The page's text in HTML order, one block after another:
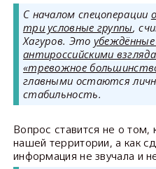
С началом спецоперации
три условные группы,
Хагуров. Это
антироссийскими
«тревожное
главными остаются
стабильность.
Вопрос ставится не о том,
нашей территории, а как
информация не звучала и